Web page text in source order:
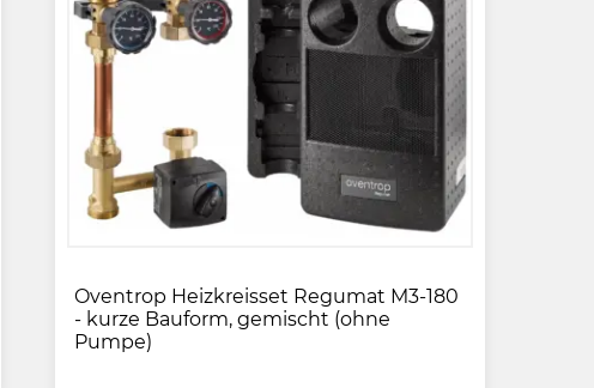
Oventrop Heizkreisset Regumat M3-180
- kurze Bauform, gemischt (ohne
Pumpe)